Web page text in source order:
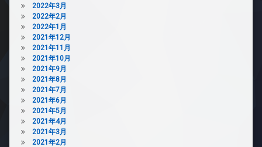
2022年3月
2022年2月
2022年1月
2021年12月
2021年11月
2021年10月
2021年9月
2021年8月
2021年7月
2021年6月
2021年5月
2021年4月
2021年3月
2021年2月